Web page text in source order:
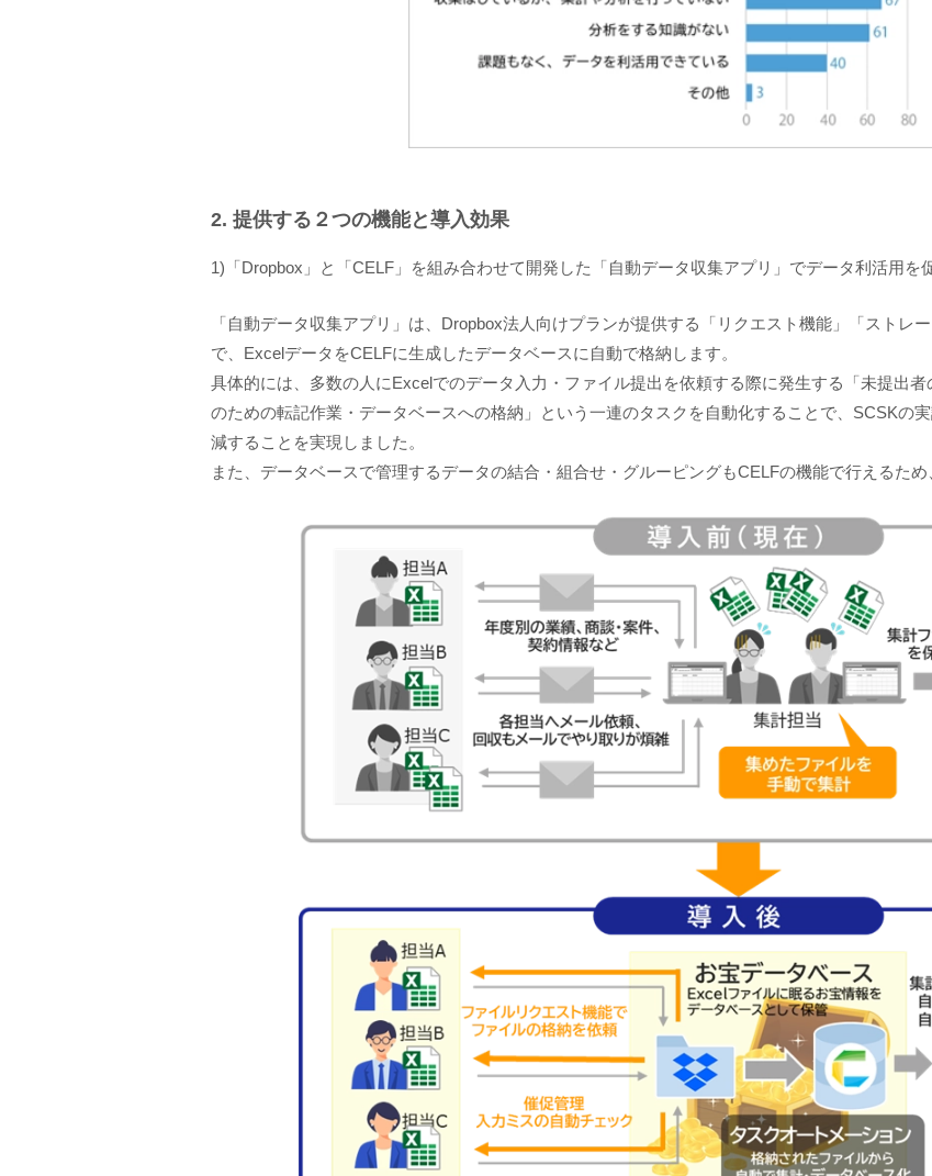
2. 提供する２つの機能と導入効果
1)「Dropbox」と「CELF」を組み合わせて開発した「自動データ収集アプリ」でデータ利活用を
「自動データ収集アプリ」は、Dropbox法人向けプランが提供する「リクエスト機能」「ストレ
で、ExcelデータをCELFに生成したデータベースに自動で格納します。
具体的には、多数の人にExcelでのデータ入力・ファイル提出を依頼する際に発生する「未提出
のための転記作業・データベースへの格納」という一連のタスクを自動化することで、SCSKの
減することを実現しました。
また、データベースで管理するデータの結合・組合せ・グルーピングもCELFの機能で行えるた